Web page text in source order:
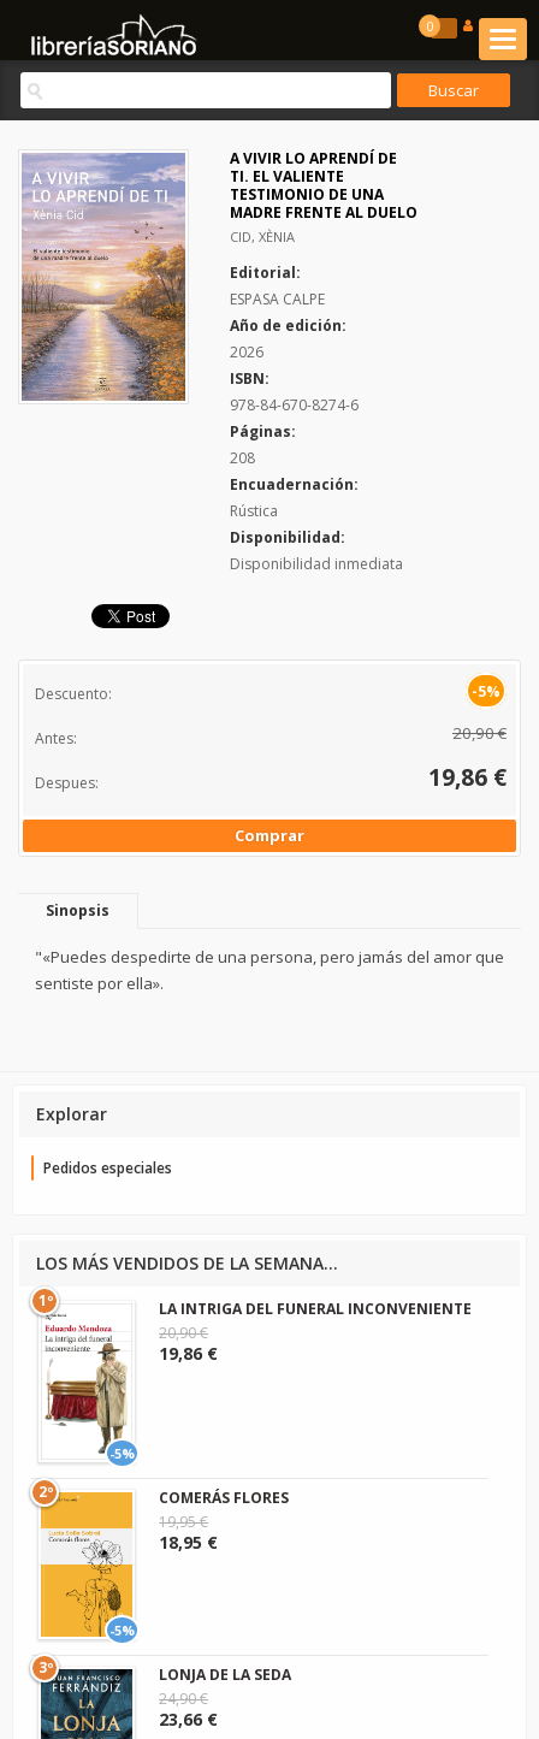
0
A VIVIR LO APRENDÍ DE
TI. EL VALIENTE
TESTIMONIO DE UNA
MADRE FRENTE AL DUELO
CID, XÈNIA
Editorial:
ESPASA CALPE
Año de edición:
2026
ISBN:
978-84-670-8274-6
Páginas:
208
Encuadernación:
Rústica
Disponibilidad:
Disponibilidad inmediata
Descuento: -5%
Antes: 20,90 €
Despues: 19,86 €
Comprar
Sinopsis
"«Puedes despedirte de una persona, pero jamás del amor que
sentiste por ella».
Explorar
Pedidos especiales
LOS MÁS VENDIDOS DE LA SEMANA...
-5%
1º
LA INTRIGA DEL FUNERAL INCONVENIENTE
20,90 €
19,86 €
-5%
2º
COMERÁS FLORES
19,95 €
18,95 €
3º
LONJA DE LA SEDA
24,90 €
23,66 €